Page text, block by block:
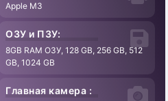
Apple M3
ОЗУ и ПЗУ:
8GB RAM ОЗУ, 128 GB, 256 GB, 512
GB, 1024 GB
Главная камера :